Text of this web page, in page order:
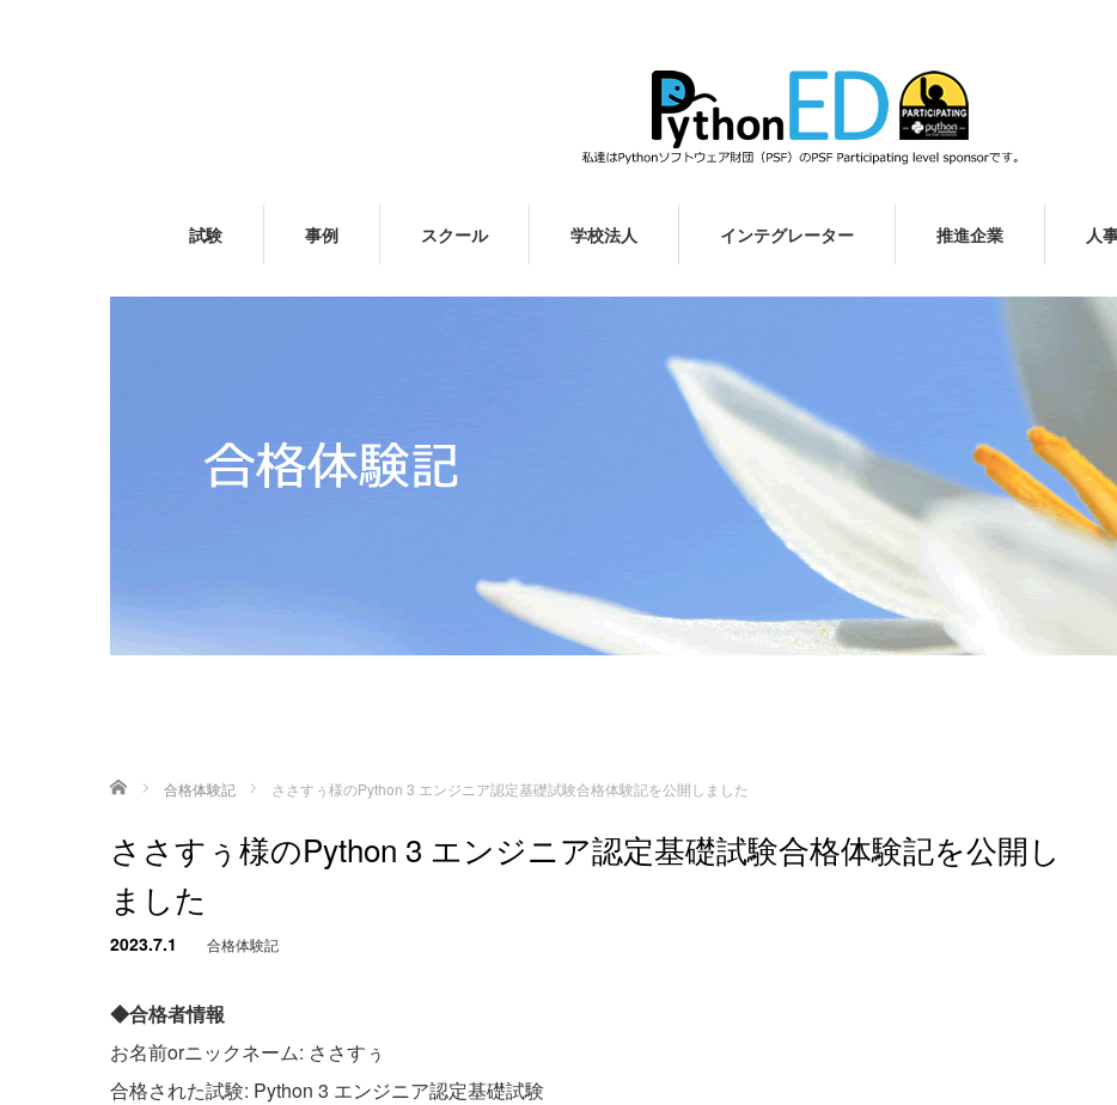
試験 事例 スクール 学校法人 インテグレーター 推進企業 人
ホーム 合格体験記 ささすぅ様のPython 3 エンジニア認定基礎試験合格体験記を公開しました
ささすぅ様のPython 3 エンジニア認定基礎試験合格体験記を公開し
ました
2023.7.1 合格体験記
◆合格者情報
お名前orニックネーム: ささすぅ
合格された試験: Python 3 エンジニア認定基礎試験